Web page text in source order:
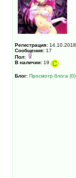
Регистрация: 14.10.2018
Сообщения: 17
Пол:
В наличии: 19
Блог: Просмотр блога (0)